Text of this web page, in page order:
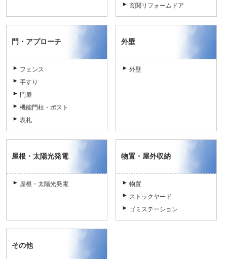
玄関リフォームドア
門・アプローチ
フェンス
手すり
門扉
機能門柱・ポスト
表札
外壁
外壁
屋根・太陽光発電
屋根・太陽光発電
物置・屋外収納
物置
ストックヤード
ゴミステーション
その他